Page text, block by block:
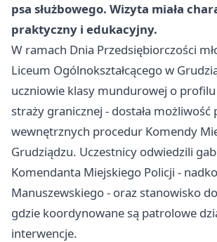
psa służbowego. Wizyta miała
praktyczny i edukacyjny.
W ramach Dnia Przedsiębiorczości
Liceum Ogólnokształcącego w
uczniowie klasy mundurowej o
straży granicznej - dostała możliwość
wewnętrznych procedur Komendy
Grudziądzu. Uczestnicy odwiedzili
Komendanta Miejskiego Policji -
Manuszewskiego - oraz stanowisko
gdzie koordynowane są patrolowe
interwencje.